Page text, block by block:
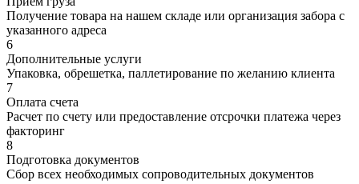
Получение товара на нашем складе или организация забора с
указанного адреса
6
Дополнительные услуги
Упаковка, обрешетка, паллетирование по желанию клиента
7
Оплата счета
Расчет по счету или предоставление отсрочки платежа через
факторинг
8
Подготовка документов
Сбор всех необходимых сопроводительных документов